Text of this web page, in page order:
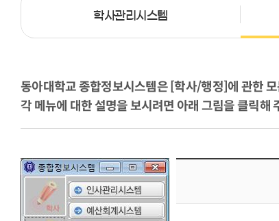
학사관리시스템
동아대학교 종합정보시스템은 [학사/행정]에 관한
각 메뉴에 대한 설명을 보시려면 아래 그림을 클릭해